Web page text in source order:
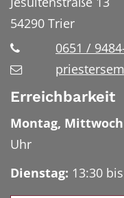
54290 Trier
0651 /
Erreichbarkeit
Montag,
Uhr
Dienstag: 13:30